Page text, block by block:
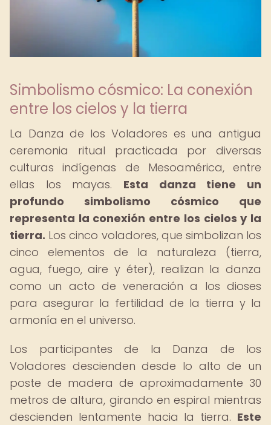
Simbolismo cósmico: La conexión
entre los cielos y la tierra
La Danza de los Voladores es una antigua
ceremonia ritual practicada por diversas
culturas indígenas de Mesoamérica, entre
ellas los mayas. Esta danza tiene un
profundo simbolismo cósmico que
representa la conexión entre los cielos y la
tierra. Los cinco voladores, que simbolizan los
cinco elementos de la naturaleza (tierra,
agua, fuego, aire y éter), realizan la danza
como un acto de veneración a los dioses
para asegurar la fertilidad de la tierra y la
armonía en el universo.
Los participantes de la Danza de los
Voladores descienden desde lo alto de un
poste de madera de aproximadamente 30
metros de altura, girando en espiral mientras
descienden lentamente hacia la tierra. Este